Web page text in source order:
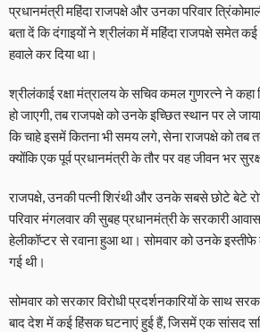
प्रधानमंत्री महिंदा राजपक्षे और उनका परिवार
बता दें कि दंगाइयों ने श्रीलंका में महिंदा राजपक्षे समेत
हवाले कर दिया था।
श्रीलंकाई रक्षा मंत्रालय के सचिव कमल गुणरत्ने ने कहा
हो जाएगी, तब राजपक्षे को उनके इच्छित स्थान पर ले
कि चाहे इसमें कितना भी समय लगे, सेना राजपक्षे को तब
क्योंकि एक पूर्व प्रधानमंत्री के तौर पर वह जीवन भर
राजपक्षे, उनकी पत्नी शिरंथी और उनके सबसे छोटे बेटे
परिवार मंगलवार की सुबह प्रधानमंत्री के सरकारी
हेलीकॉप्टर से रवाना हुआ था। सोमवार को उनके
गई थी।
सोमवार को सरकार विरोधी प्रदर्शनकारियों के साथ
बाद देश में कई हिंसक घटनाएं हुई हैं, जिसमें एक सांसद